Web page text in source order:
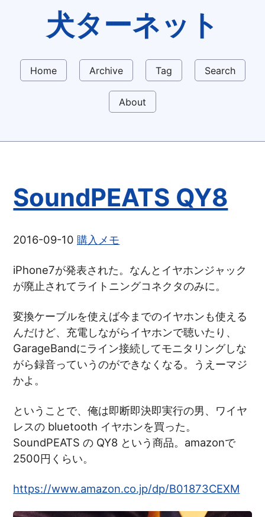
犬ターネット
Home Archive Tag Search
About
SoundPEATS QY8
2016-09-10 購入メモ
iPhone7が発表された。なんとイヤホンジャック
が廃止されてライトニングコネクタのみに。
変換ケーブルを使えば今までのイヤホンも使える
んだけど、充電しながらイヤホンで聴いたり、
GarageBandにライン接続してモニタリングしな
がら録音っていうのができなくなる。うえーマジ
かよ。
ということで、俺は即断即決即実行の男、ワイヤ
レスの bluetooth イヤホンを買った。
SoundPEATS の QY8 という商品。amazonで
2500円くらい。
https://www.amazon.co.jp/dp/B01873CEXM